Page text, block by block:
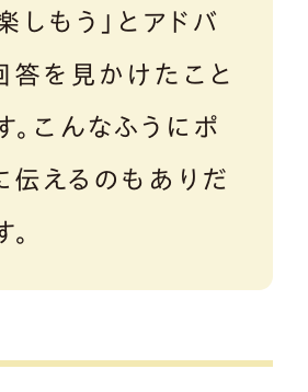
しもう」とアドバ
答を見かけたこと
。こんなふうにポ
伝えるのもありだ